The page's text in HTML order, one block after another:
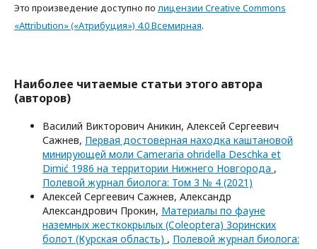
Это произведение доступно по лицензии Creative Commons
«Attribution» («Атрибуция») 4.0 Всемирная.
Наиболее читаемые статьи этого автора
(авторов)
Василий Викторович Аникин, Алексей Сергеевич
Сажнев, Первая достоверная находка каштановой
минирующей моли Cameraria ohridella Deschka et
Dimić 1986 на территории Нижнего Новгорода ,
Полевой журнал биолога: Том 3 № 4 (2021)
Алексей Сергеевич Сажнев, Александр
Александрович Прокин, Материалы по фауне
наземных жесткокрылых (Coleoptera) Зоринских
болот (Курская область) , Полевой журнал биолога: